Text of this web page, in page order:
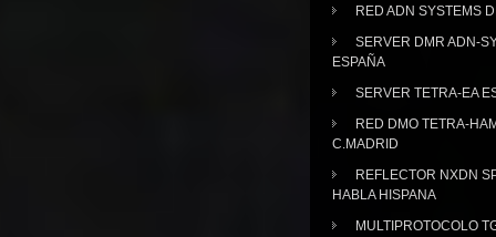
RED ADN SYSTEMS
SERVER DMR ADN-
ESPAÑA
SERVER TETRA-EA
RED DMO TETRA-
C.MADRID
REFLECTOR NXDN
HABLA HISPANA
MULTIPROTOCOLO